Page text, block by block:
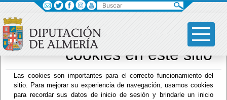
Sus opciones en
relación al uso de
cookies en este sitio
Las cookies son importantes para el correcto funcionamiento del
sitio. Para mejorar su experiencia de navegación, usamos cookies
para recordar sus datos de inicio de sesión y brindarle un inicio
Archivo Biblioteca
Buscar